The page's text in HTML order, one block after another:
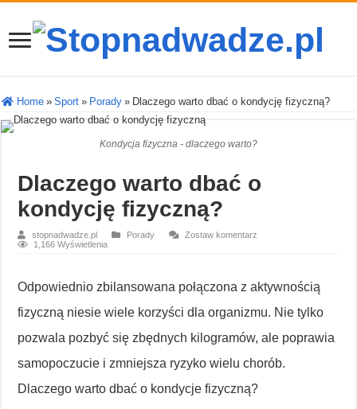
Home » Sport » Porady » Dlaczego warto dbać o kondycję fizyczną?
Kondycja fizyczna - dlaczego warto?
Dlaczego warto dbać o
kondycję fizyczną?
stopnadwadze.pl Porady
Zostaw komentarz
1,166 Wyświetlenia
Odpowiednio zbilansowana połączona z aktywnością
fizyczną niesie wiele korzyści dla organizmu. Nie tylko
pozwala pozbyć się zbędnych kilogramów, ale poprawia
samopoczucie i zmniejsza ryzyko wielu chorób.
Dlaczego warto dbać o kondycje fizyczną?